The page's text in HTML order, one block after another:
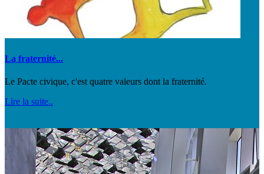
La fraternité...
Le Pacte civique, c'est quatre valeurs dont la fraternité.
Lire la suite..